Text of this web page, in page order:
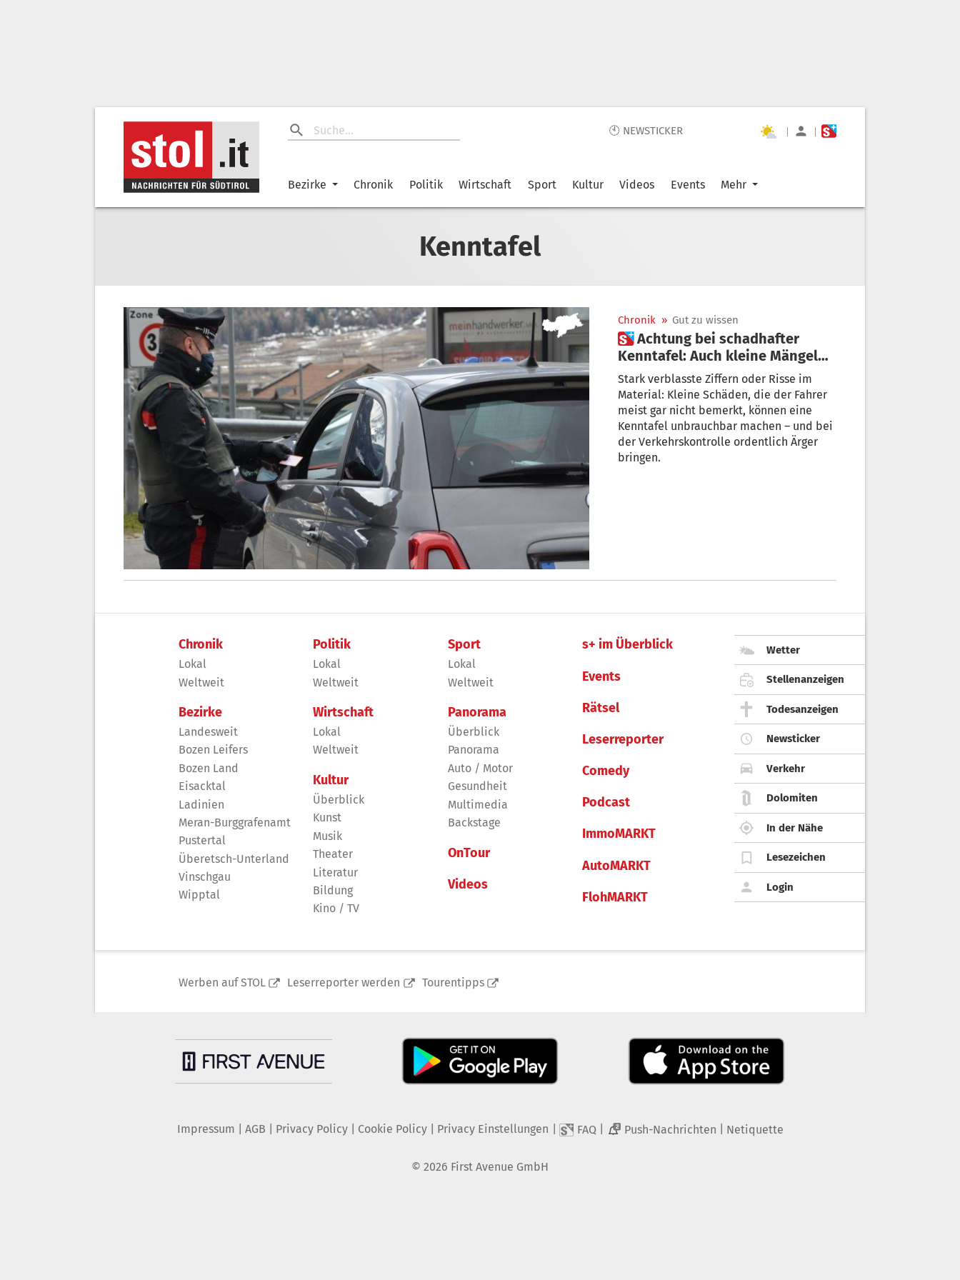
🕙 NEWSTICKER | |
Bezirke Chronik Politik Wirtschaft Sport Kultur Videos Events Mehr
Kenntafel
Chronik » Gut zu wissen
 Achtung bei schadhafter
Kenntafel: Auch kleine Mängel
können teuer werden
Stark verblasste Ziffern oder Risse im
Material: Kleine Schäden, die der Fahrer
meist gar nicht bemerkt, können eine
Kenntafel unbrauchbar machen – und bei
der Verkehrskontrolle ordentlich Ärger
bringen.
Chronik
Lokal
Weltweit
Bezirke
Landesweit
Bozen Leifers
Bozen Land
Eisacktal
Ladinien
Meran-Burggrafenamt
Pustertal
Überetsch-Unterland
Vinschgau
Wipptal
Politik
Lokal
Weltweit
Wirtschaft
Lokal
Weltweit
Kultur
Überblick
Kunst
Musik
Theater
Literatur
Bildung
Kino / TV
Sport
Lokal
Weltweit
Panorama
Überblick
Panorama
Auto / Motor
Gesundheit
Multimedia
Backstage
OnTour
Videos
s+ im Überblick
Events
Rätsel
Leserreporter
Comedy
Podcast
ImmoMARKT
AutoMARKT
FlohMARKT
Wetter
Stellenanzeigen
Todesanzeigen
Newsticker
Verkehr
Dolomiten
In der Nähe
Lesezeichen
Login
Werben auf STOL Leserreporter werden Tourentipps
Impressum AGB Privacy Policy| Cookie Policy| Privacy Einstellungen FAQ 2 Push-Nachrichten Netiquette
© 2026 First Avenue GmbH